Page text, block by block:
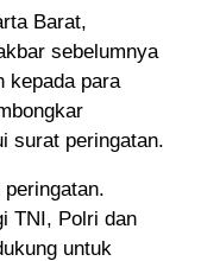
Barat,
sebelumnya
kepada para
surat peringatan.
TNI, Polri dan
untuk